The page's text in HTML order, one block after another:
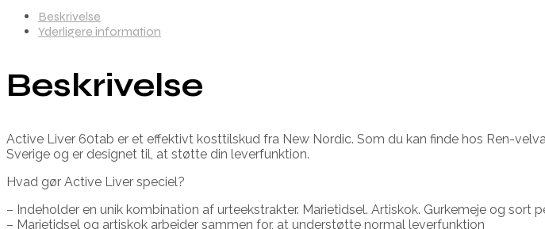
Beskrivelse
Yderligere information
Beskrivelse
Active Liver 60tab er et effektivt kosttilskud fra New Nordic. Som du kan finde hos Ren-
Sverige og er designet til, at støtte din leverfunktion.
Hvad gør Active Liver speciel?
– Indeholder en unik kombination af urteekstrakter. Marietidsel. Artiskok. Gurkemeje og sort
– Marietidsel og artiskok arbejder sammen for, at understøtte normal leverfunktion